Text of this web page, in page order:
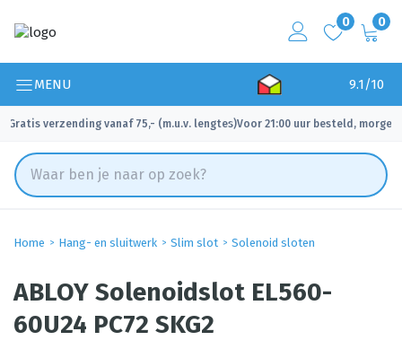
0 0
MENU 9.1/10
Gratis verzending vanaf 75,- (m.u.v. lengtes)
✓ Voor 21:00 uur besteld, morgen
Home Hang- en sluitwerk Slim slot Solenoid sloten
ABLOY Solenoidslot EL560-
60U24 PC72 SKG2